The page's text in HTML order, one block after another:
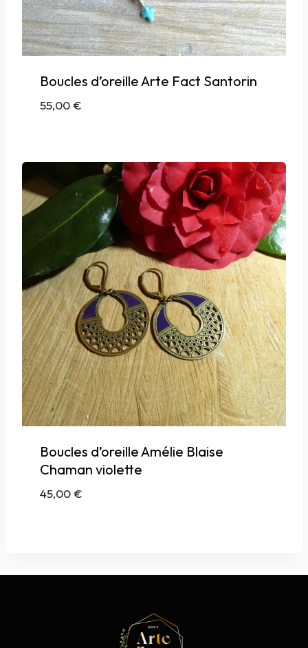
Boucles d’oreille Arte Fact Santorin
55,00€
Boucles d’oreille Amélie Blaise
Chaman violette
45,00€